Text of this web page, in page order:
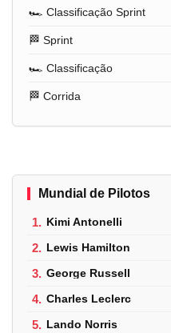
🏎️ Classificação Sprint
🏁 Sprint
🏎️ Classificação
🏁 Corrida
Mundial de Pilotos
1. Kimi Antonelli
2. Lewis Hamilton
3. George Russell
4. Charles Leclerc
5. Lando Norris